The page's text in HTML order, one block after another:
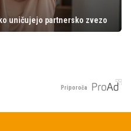
uničujejo partnersko zvezo
Priporoča